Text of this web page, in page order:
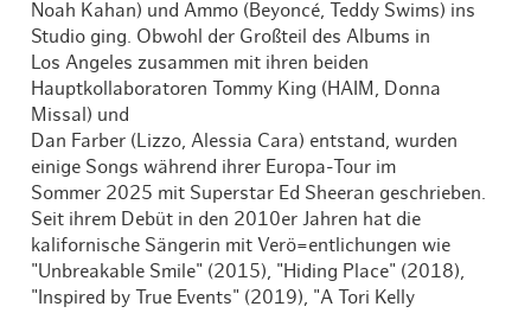
Noah Kahan) und Ammo (Beyoncé, Teddy Swims) ins
Studio ging. Obwohl der Großteil des Albums in
Los Angeles zusammen mit ihren beiden
Hauptkollaboratoren Tommy King (HAIM, Donna
Missal) und
Dan Farber (Lizzo, Alessia Cara) entstand, wurden
einige Songs während ihrer Europa-Tour im
Sommer 2025 mit Superstar Ed Sheeran geschrieben.
Seit ihrem Debüt in den 2010er Jahren hat die
kalifornische Sängerin mit Verö=entlichungen wie
"Unbreakable Smile" (2015), "Hiding Place" (2018),
"Inspired by True Events" (2019), "A Tori Kelly